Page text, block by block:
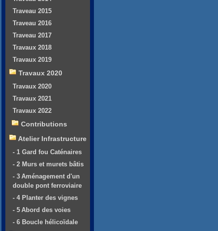
Traveau 2015
Traveau 2016
Traveau 2017
Travaux 2018
Travaux 2019
Travaux 2020
Travaux 2020
Travaux 2021
Travaux 2022
Contributions
Atelier Infrastructure
- 1 Gard fou Caténaires
- 2 Murs et murets bâtis
- 3 Aménagement d'un
double pont ferroviaire
- 4 Planter des vignes
- 5 Abord des voies
- 6 Boucle hélicoïdale